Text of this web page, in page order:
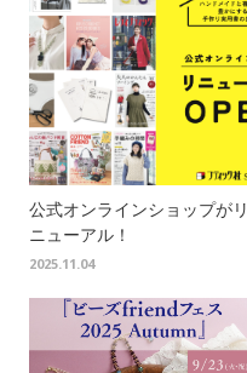
公式オンラインショップがリ
ニューアル！
2025.11.04